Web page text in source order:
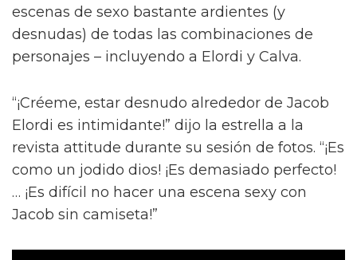
escenas de sexo bastante ardientes (y
desnudas) de todas las combinaciones de
personajes – incluyendo a Elordi y Calva.
“¡Créeme, estar desnudo alrededor de Jacob
Elordi es intimidante!” dijo la estrella a la
revista attitude durante su sesión de fotos. “¡Es
como un jodido dios! ¡Es demasiado perfecto!
… ¡Es difícil no hacer una escena sexy con
Jacob sin camiseta!”